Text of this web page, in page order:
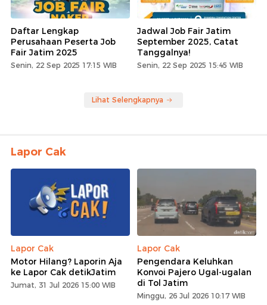
Daftar Lengkap
Perusahaan Peserta Job
Fair Jatim 2025
Senin, 22 Sep 2025 17:15 WIB
Jadwal Job Fair Jatim
September 2025, Catat
Tanggalnya!
Senin, 22 Sep 2025 15:45 WIB
Lihat Selengkapnya
Lapor Cak
Lapor Cak
Motor Hilang? Laporin Aja
ke Lapor Cak detikJatim
Jumat, 31 Jul 2026 15:00 WIB
Lapor Cak
Pengendara Keluhkan
Konvoi Pajero Ugal-ugalan
di Tol Jatim
Minggu, 26 Jul 2026 10:17 WIB